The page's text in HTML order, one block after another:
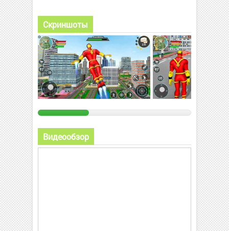
Скриншоты
Видеообзор